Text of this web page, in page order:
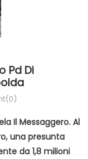
Pd Di
Il Messaggero. Al
una presunta
da 1,8 milioni